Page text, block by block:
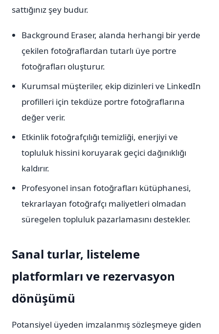
sattığınız şey budur.
Background Eraser, alanda herhangi bir yerde
çekilen fotoğraflardan tutarlı üye portre
fotoğrafları oluşturur.
Kurumsal müşteriler, ekip dizinleri ve LinkedIn
profilleri için tekdüze portre fotoğraflarına
değer verir.
Etkinlik fotoğrafçılığı temizliği, enerjiyi ve
topluluk hissini koruyarak geçici dağınıklığı
kaldırır.
Profesyonel insan fotoğrafları kütüphanesi,
tekrarlayan fotoğrafçı maliyetleri olmadan
süregelen topluluk pazarlamasını destekler.
Sanal turlar, listeleme
platformları ve rezervasyon
dönüşümü
Potansiyel üyeden imzalanmış sözleşmeye giden